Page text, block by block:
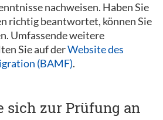
nachweisen. Haben Sie
richtig beantwortet, können Sie
Umfassende weitere
Sie auf derWebsite des
(BAMF).
sich zur Prüfung an